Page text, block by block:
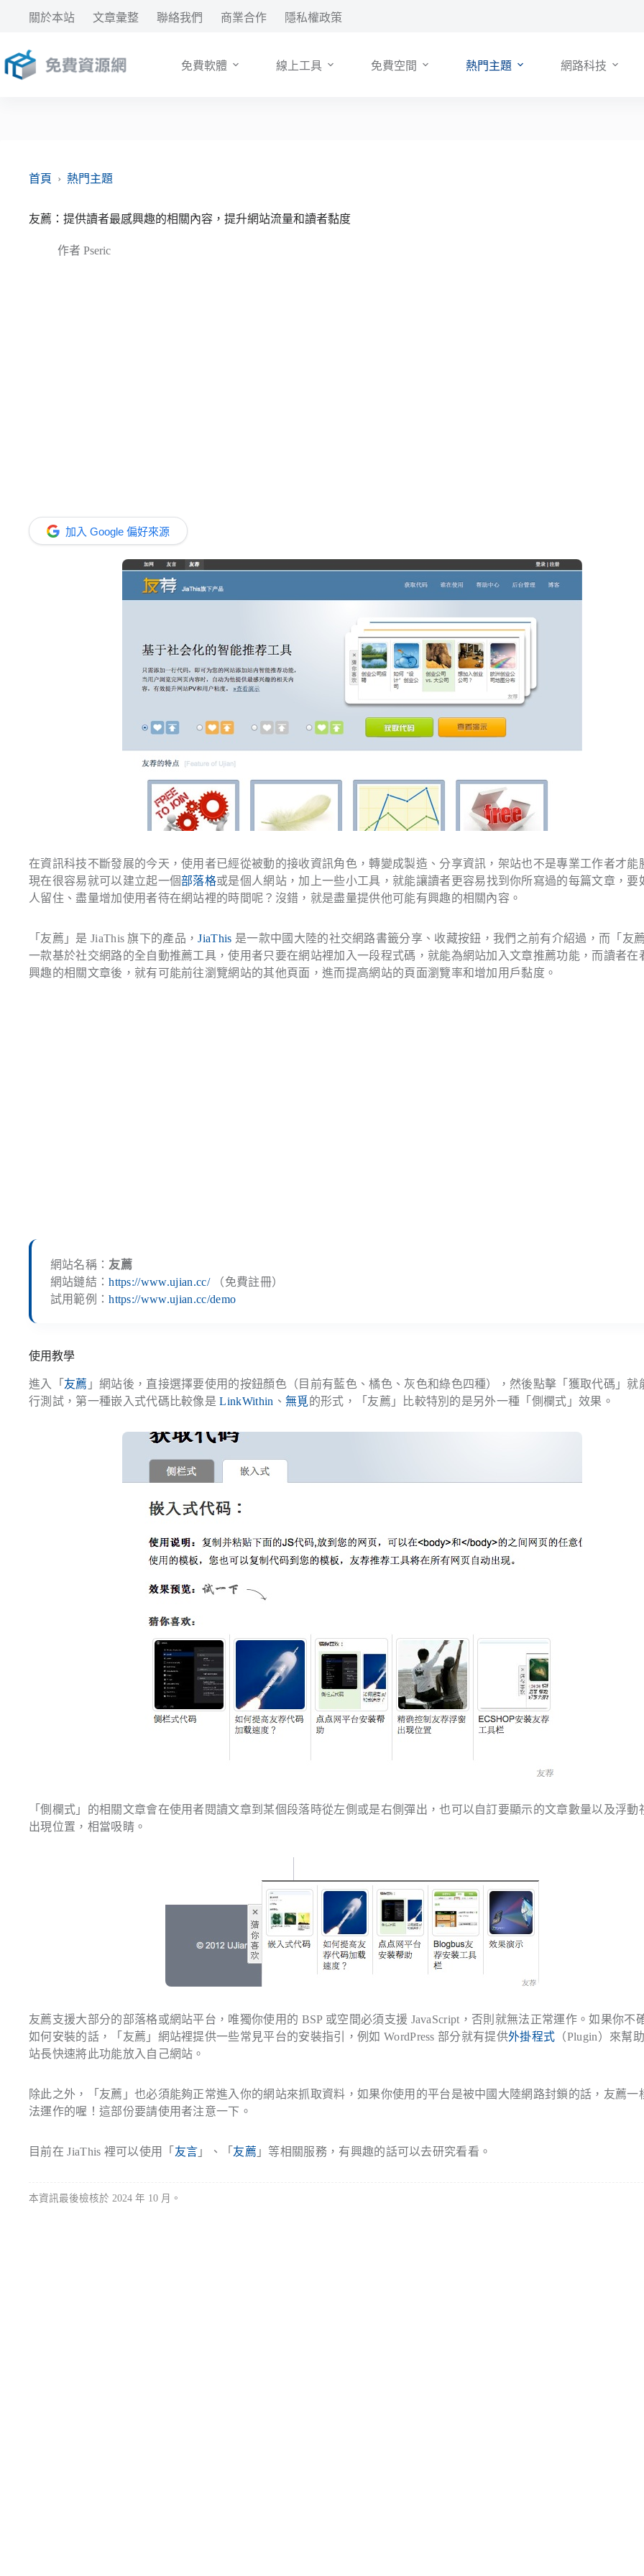
要
內
關於本站 文章彙整 聯絡我們 商業合作 隱私權政策
免費軟體 線上工具 免費空間 熱門主題 網路科技
首頁 › 熱門主題
友薦：提供讀者最感興趣的相關內容，提升網站流量和讀者黏度
作者 Pseric
加入 Google 偏好來源
在資訊科技不斷發展的今天，使用者已經從被動的接收資訊角色，轉變成製造、分享資訊，架站也不是專業工作者才能
現在很容易就可以建立起一個部落格或是個人網站，加上一些小工具，就能讓讀者更容易找到你所寫過的每篇文章，要
人留住、盡量增加使用者待在網站裡的時間呢？沒錯，就是盡量提供他可能有興趣的相關內容。
「友薦」是 JiaThis 旗下的產品，JiaThis 是一款中國大陸的社交網路書籤分享、收藏按鈕，我們之前有介紹過，而「友
一款基於社交網路的全自動推薦工具，使用者只要在網站裡加入一段程式碼，就能為網站加入文章推薦功能，而讀者在
興趣的相關文章後，就有可能前往瀏覽網站的其他頁面，進而提高網站的頁面瀏覽率和增加用戶黏度。
網站名稱： 友薦
網站鏈結：https://www.ujian.cc/（免費註冊）
試用範例：https://www.ujian.cc/demo
使用教學
進入「 友薦 」網站後，直接選擇要使用的按鈕顏色（目前有藍色、橘色、灰色和綠色四種），然後點擊「獲取代碼」就
行測試，第一種嵌入式代碼比較像是LinkWithin 、 無覓的形式，「友薦」比較特別的是另外一種「側欄式」效果。
「側欄式」的相關文章會在使用者閱讀文章到某個段落時從左側或是右側彈出，也可以自訂要顯示的文章數量以及浮動
出現位置，相當吸睛。
友薦支援大部分的部落格或網站平台，唯獨你使用的 BSP 或空間必須支援 JavaScript，否則就無法正常運作。如果你不
如何安裝的話，「友薦」網站裡提供一些常見平台的安裝指引，例如 WordPress 部分就有提供外掛程式 （Plugin）來幫
站長快速將此功能放入自己網站。
除此之外，「友薦」也必須能夠正常進入你的網站來抓取資料，如果你使用的平台是被中國大陸網路封鎖的話，友薦一
法運作的喔！這部份要請使用者注意一下。
目前在 JiaThis 裡可以使用「 友言 」、「 友薦 」等相關服務，有興趣的話可以去研究看看。
本資訊最後檢核於 2024 年 10 月。